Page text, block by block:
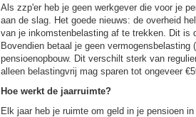
Als zzp'er heb je geen werkgever die voor je
aan de slag. Het goede nieuws: de overheid
van je inkomstenbelasting af te trekken. Dit is
Bovendien betaal je geen vermogensbelasting
pensioenopbouw. Dit verschilt sterk van
alleen belastingvrij mag sparen tot ongeveer
Hoe werkt de jaarruimte?
Elk jaar heb je ruimte om geld in je pensioen